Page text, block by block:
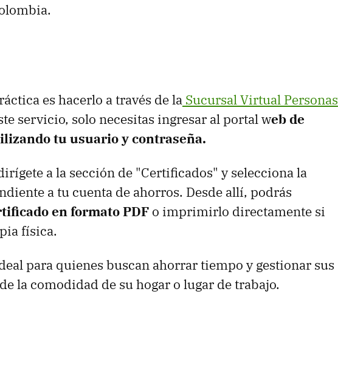
es hacerlo a través de la Sucursal Virtual Personas
servicio, solo necesitas ingresar al portal web de
tu usuario y contraseña.
a la sección de "Certificados" y selecciona la
a tu cuenta de ahorros. Desde allí, podrás
en formato PDF o imprimirlo directamente si
física.
para quienes buscan ahorrar tiempo y gestionar sus
la comodidad de su hogar o lugar de trabajo.